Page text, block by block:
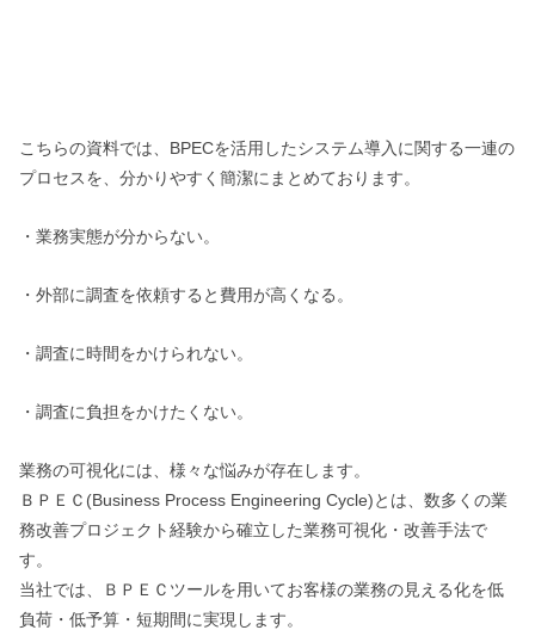
こちらの資料では、BPECを活用したシステム導入に関する一連の
プロセスを、分かりやすく簡潔にまとめております。
・業務実態が分からない。
・外部に調査を依頼すると費用が高くなる。
・調査に時間をかけられない。
・調査に負担をかけたくない。
業務の可視化には、様々な悩みが存在します。
ＢＰＥＣ(Business Process Engineering Cycle)とは、数多くの業
務改善プロジェクト経験から確立した業務可視化・改善手法で
す。
当社では、ＢＰＥＣツールを用いてお客様の業務の見える化を低
負荷・低予算・短期間に実現します。